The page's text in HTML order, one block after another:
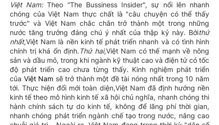
Việt Nam:Theo “The Bussiness Insider", sự nổi lên nhanh
chóng của Việt Nam thực chất là "câu chuyện có thể thấy
trước" và Việt Nam chắc chắn trở thành một trong những
nước tăng trưởng đáng chú ý nhất của thập kỷ này. Bởithứ
nhất,Việt Nam là nền kinh tế phát triển nhanh và có tình hình
chính trị khá ổn định. Thứ hai,Việt Nam có thế mạnh về nông
sản và dầu mỏ, trong khi ngành kỹ thuật cao và điện tử có tốc
độ phát triển cao chưa từng thấy. Kinh nghiệm phát triển
của Việt Nam sẽ trở thành một đề tài nóng nhất trong 10 năm
tới. Thực hiện đổi mới toàn diện,Việt Nam đã định hướng nền
kinh tế theo mô hình kinh tế xã hội chủ nghĩa, nhanh chóng thi
hành chính sách tự do kinh tế, không để lãng phí thời gian,
nhanh chóng phát triển ngành chế tạo trong nước, nâng cao